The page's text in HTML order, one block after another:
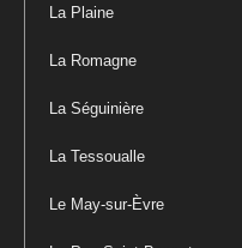
La Plaine
La Romagne
La Séguinière
La Tessoualle
Le May-sur-Èvre